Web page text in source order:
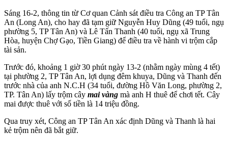
Sáng 16-2, thông tin từ Cơ quan Cảnh sát điều tra Công an TP Tân
An (Long An), cho hay đã tạm giữ Nguyễn Huy Dũng (49 tuổi, ngụ
phường 5, TP Tân An) và Lê Tấn Thanh (40 tuổi, ngụ xã Trung
Hòa, huyện Chợ Gạo, Tiền Giang) để điều tra về hành vi trộm cắp
tài sản.
Trước đó, khoảng 1 giờ 30 phút ngày 13-2 (nhằm ngày mùng 4 tết)
tại phường 2, TP Tân An, lợi dụng đêm khuya, Dũng và Thanh đến
trước nhà của anh N.C.H (34 tuổi, đường Hồ Văn Long, phường 2,
TP. Tân An) lấy trộm cây mai vàng mà anh H thuê để chơi tết. Cây
mai được thuê với số tiền là 14 triệu đồng.
Qua truy xét, Công an TP Tân An xác định Dũng và Thanh là hai
kẻ trộm nên đã bắt giữ.